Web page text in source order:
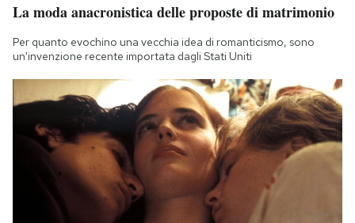
La moda anacronistica delle proposte di matrimonio
Per quanto evochino una vecchia idea di romanticismo, sono
un'invenzione recente importata dagli Stati Uniti